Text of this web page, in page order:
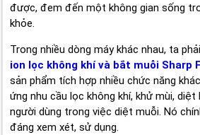
được, đem đến một không gian sống
khỏe.
Trong nhiều dòng máy khác nhau, ta
ion lọc không khí và bắt muỗi Sharp
sản phẩm tích hợp nhiều chức năng
ứng nhu cầu lọc không khí, khử mùi,
người dùng trong việc diệt muỗi. Nó
đáng xem xét, sử dụng.